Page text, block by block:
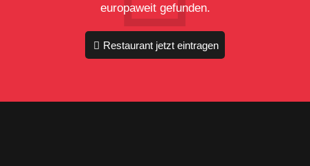
europaweit gefunden.
Restaurant jetzt eintragen